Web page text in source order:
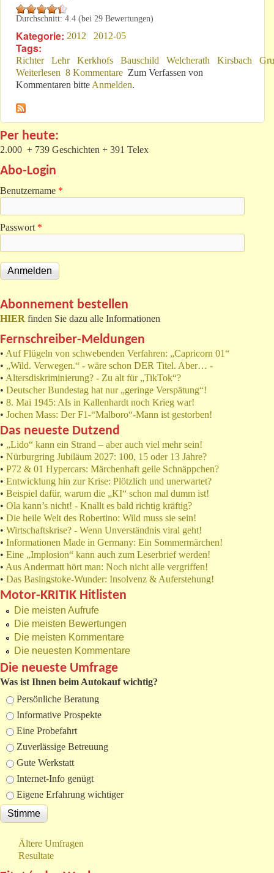
Durchschnitt: 4.4 (bei 29 Bewertungen)
Kategorie: 2012 2012-05
Tags:
Richter Lehr Kerkhofs Bauschild Welcherath Kirsbach
Weiterlesen über node/467-Ergänzung nach Richter-Lehr-Stunden
8 Kommentare Zum Verfassen von
Kommentaren bitte Anmelden.
Per heute:
2.000 + 739 Geschichten + 391 Telex
Abo-Login
Benutzername *
Passwort *
Abonnement bestellen
HIER finden Sie dazu alle Informationen
Fernschreiber-Meldungen
• Auf Flügeln von schwebenden Verfahren: „Capricorn 01“
• „Wild. Verwegen.“ - wäre schon DER Titel. Aber… -
• Altersdiskriminierung? - Zu alt für „TikTok“?
• Deutscher Bundestag hat nur „geringe Verspätung“!
• 8. Mai 1945: Als in Kallenhardt noch Krieg war!
• Jochen Mass: Der F1-“Malboro“-Mann ist gestorben!
Das neueste Dutzend
• „Lido“ kann ein Strand – aber auch viel mehr sein!
• Nürburgring Jubiläum 2027: 100, 15 oder 13 Jahre?
• P72 & 01 Hypercars: Märchenhaft geile Schnäppchen?
• Entwicklung hin zur Krise: Plötzlich und unerwartet?
• Beispiel dafür, warum die „KI“ schon mal dumm ist!
• Ola kann’s nicht! - Knallt es bald richtig kräftig?
• Die heile Welt des Robertino: Wild muss sie sein!
• Wirtschaftskrise? - Wenn Unverständnis viral geht!
• Informationen Made in Germany: Ein Sommermärchen!
• Eine „Implosion“ kann auch zum Leserbrief werden!
• Aus Andermatt hört man: Noch nicht alle vergriffen!
• Das Basingstoke-Wunder: Insolvenz & Auferstehung!
Motor-KRITIK Hitlisten
Die meisten Aufrufe
Die meisten Bewertungen
Die meisten Kommentare
Die neuesten Kommentare
Die neueste Umfrage
Was ist Ihnen beim Autokauf wichtig?
Auswahlmöglichkeiten
Persönliche Beratung
Informative Prospekte
Eine Probefahrt
Zuverlässige Betreuung
Gute Werkstatt
Internet-Info genügt
Eigene Erfahrung wichtiger
Ältere Umfragen
Resultate